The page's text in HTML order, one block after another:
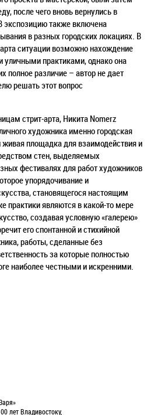
после чего вновь вернулись в
экспозицию также включена
в разных городских локациях. В
ситуации возможно нахождение
практиками, однако она
полное различие – автор не дает
решать этот вопрос
стрит-арта, Никита Nomerz
художника именно городская
площадка для взаимодействия и
стен, выделяемых
фестивалях для работ художников
упорядочивание и
становящегося настоящим
практики являются в какой-то мере
создавая условную «галерею»
его спонтанной и стихийной
работы, сделанные без
за которые полностью
наиболее честными и искренними.
лет Владивостоку,